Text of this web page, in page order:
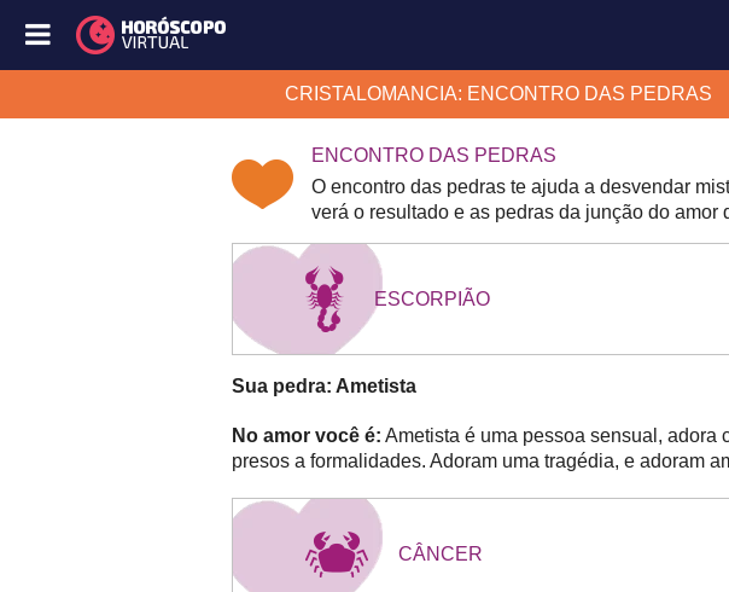
CRISTALOMANCIA: ENCONTRO DAS PEDRAS
ENCONTRO DAS PEDRAS
O encontro das pedras te ajuda a desvendar
verá o resultado e as pedras da junção do amor
ESCORPIÃO
Sua pedra: Ametista
No amor você é: Ametista é uma pessoa sensual, adora
presos a formalidades. Adoram uma tragédia, e adoram
CÂNCER